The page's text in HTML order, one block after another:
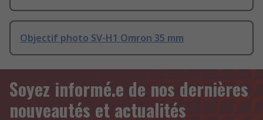
Objectif photo SV-H1 Omron 35 mm
Soyez informé.e de nos dernières
nouveautés et actualités